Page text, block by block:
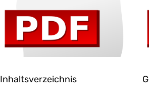
Inhaltsverzeichnis